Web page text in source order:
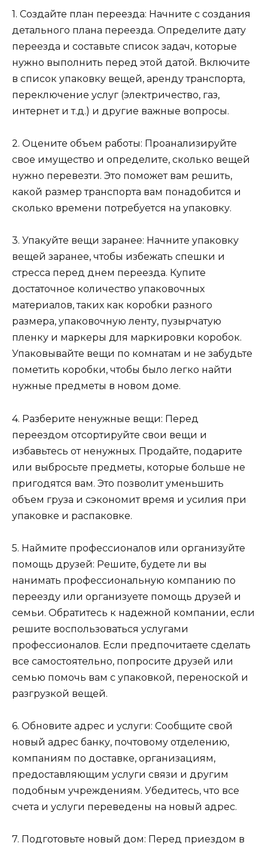
1. Создайте план переезда: Начните с создания
детального плана переезда. Определите дату
переезда и составьте список задач, которые
нужно выполнить перед этой датой. Включите
в список упаковку вещей, аренду транспорта,
переключение услуг (электричество, газ,
интернет и т.д.) и другие важные вопросы.
2. Оцените объем работы: Проанализируйте
свое имущество и определите, сколько вещей
нужно перевезти. Это поможет вам решить,
какой размер транспорта вам понадобится и
сколько времени потребуется на упаковку.
3. Упакуйте вещи заранее: Начните упаковку
вещей заранее, чтобы избежать спешки и
стресса перед днем переезда. Купите
достаточное количество упаковочных
материалов, таких как коробки разного
размера, упаковочную ленту, пузырчатую
пленку и маркеры для маркировки коробок.
Упаковывайте вещи по комнатам и не забудьте
пометить коробки, чтобы было легко найти
нужные предметы в новом доме.
4. Разберите ненужные вещи: Перед
переездом отсортируйте свои вещи и
избавьтесь от ненужных. Продайте, подарите
или выбросьте предметы, которые больше не
пригодятся вам. Это позволит уменьшить
объем груза и сэкономит время и усилия при
упаковке и распаковке.
5. Наймите профессионалов или организуйте
помощь друзей: Решите, будете ли вы
нанимать профессиональную компанию по
переезду или организуете помощь друзей и
семьи. Обратитесь к надежной компании, если
решите воспользоваться услугами
профессионалов. Если предпочитаете сделать
все самостоятельно, попросите друзей или
семью помочь вам с упаковкой, переноской и
разгрузкой вещей.
6. Обновите адрес и услуги: Сообщите свой
новый адрес банку, почтовому отделению,
компаниям по доставке, организациям,
предоставляющим услуги связи и другим
подобным учреждениям. Убедитесь, что все
счета и услуги переведены на новый адрес.
7. Подготовьте новый дом: Перед приездом в